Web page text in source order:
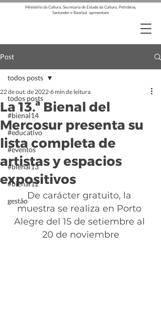
Ministério da Cultura, Secretaria de Estado da Cultura, Petrobras,
Santander e Banrisul apresentam
Post
todos posts
#bienal14
#educativo
#eventos
#bienal13
#bienal12
gestão
todos posts
La 13.ª Bienal del
Mercosur presenta su
lista completa de
artistas y espacios
expositivos
22 de out. de 2022 6 min de leitura
De carácter gratuito, la
muestra se realiza en Porto
Alegre del 15 de setiembre al
20 de noviembre